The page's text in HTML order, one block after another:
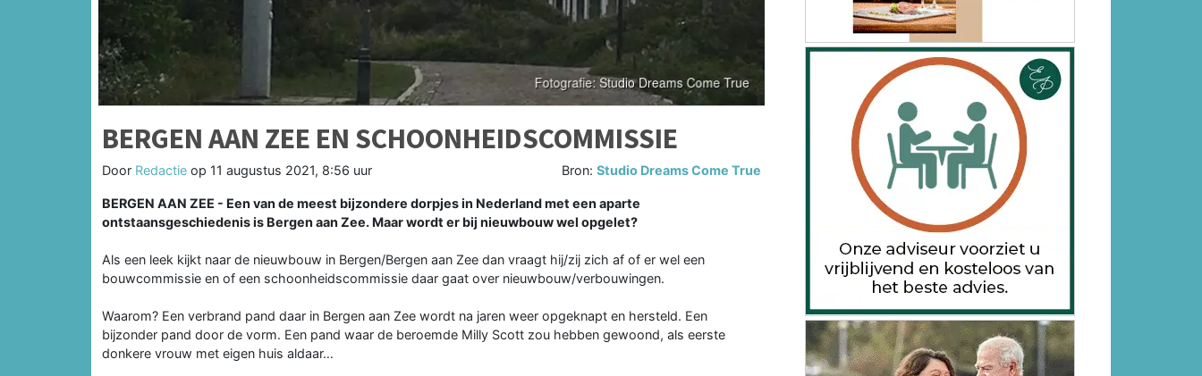
BERGEN AAN ZEE EN SCHOONHEIDSCOMMISSIE
Door Redactie op 11 augustus 2021, 8:56 uur Bron:Studio Dreams Come True
BERGEN AAN ZEE - Een van de meest bijzondere dorpjes in Nederland met een aparte
ontstaansgeschiedenis is Bergen aan Zee. Maar wordt er bij nieuwbouw wel opgelet?
Als een leek kijkt naar de nieuwbouw in Bergen/Bergen aan Zee dan vraagt hij/zij zich af of er wel een
bouwcommissie en of een schoonheidscommissie daar gaat over nieuwbouw/verbouwingen.
Waarom? Een verbrand pand daar in Bergen aan Zee wordt na jaren weer opgeknapt en hersteld. Een
bijzonder pand door de vorm. Een pand waar de beroemde Milly Scott zou hebben gewoond, als eerste
donkere vrouw met eigen huis aldaar…